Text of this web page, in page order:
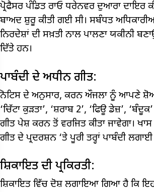
ਪ੍ਰੋਫੈਸਰ ਪੰਡਿਤ ਰਾਓ ਧਰੇਨਵਰ ਦੁਆਰਾ ਦਾਇਰ
ਬਾਅਦ ਸ਼ੁਰੂ ਕੀਤੀ ਗਈ ਸੀ। ਸਬੰਧਤ
ਨਿਰਦੇਸ਼ਾਂ ਦੀ ਸਖ਼ਤੀ ਨਾਲ ਪਾਲਣਾ ਯਕੀਨੀ
ਦਿੱਤੇ ਹਨ।
ਪਾਬੰਦੀ ਦੇ ਅਧੀਨ ਗੀਤ:
ਨੋਟਿਸ ਦੇ ਅਨੁਸਾਰ, ਕਰਨ ਔਜਲਾ ਨੂੰ ਆਪਣੇ
‘ਚਿੱਟਾ ਕੁੜਤਾ’, ‘ਸ਼ਰਾਬ 2’, ‘ਫਿਊ ਡੇਜ਼’,
ਗੀਤ ਪੇਸ਼ ਕਰਨ ਤੋਂ ਵਰਜਿਤ ਕੀਤਾ ਜਾਵੇਗਾ।
ਗੀਤ ਦੇ ਪ੍ਰਦਰਸ਼ਨ ‘ਤੇ ਪੂਰੀ ਤਰ੍ਹਾਂ ਪਾਬੰਦੀ
ਸ਼ਿਕਾਇਤ ਦੀ ਪ੍ਰਕਿਰਤੀ:
ਸ਼ਿਕਾਇਤ ਵਿੱਚ ਦੋਸ਼ ਲਗਾਇਆ ਗਿਆ ਹੈ ਕਿ ਇਹ